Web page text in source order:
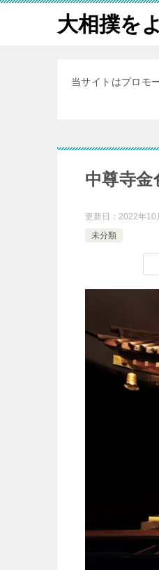
大相撲を
当サイトはプロモ
中尊寺
更新日： 2022年10
未分類